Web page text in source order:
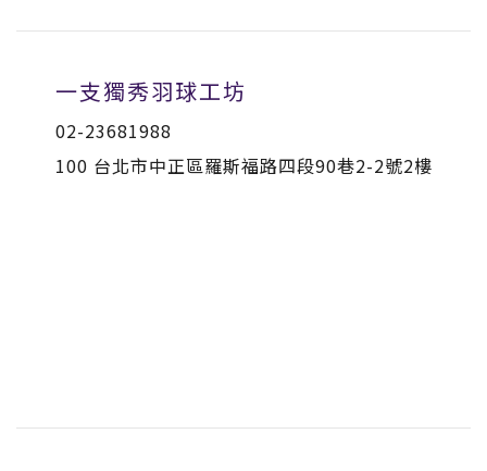
一支獨秀羽球工坊
02-23681988
100 台北市中正區羅斯福路四段90巷2-2號2樓